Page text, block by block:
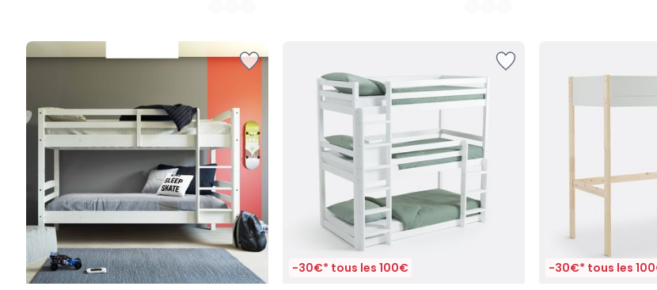
-30€* tous les 100€ -30€* tous les